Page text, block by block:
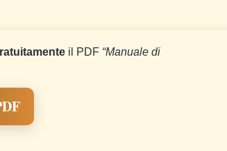
il PDF “Manuale di